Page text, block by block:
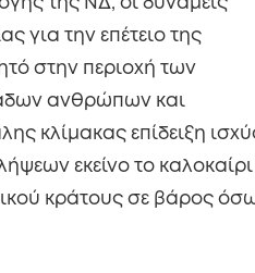
της ΝΔ, οι δυνάμεις
για την επέτειο της
στην περιοχή των
ανθρώπων και
κλίμακας επίδειξη
εκείνο το καλοκαίρι
κράτους σε βάρος